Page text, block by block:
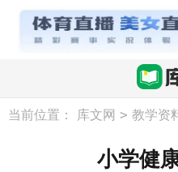
当前位置： 库文网 > 教学资
小学健